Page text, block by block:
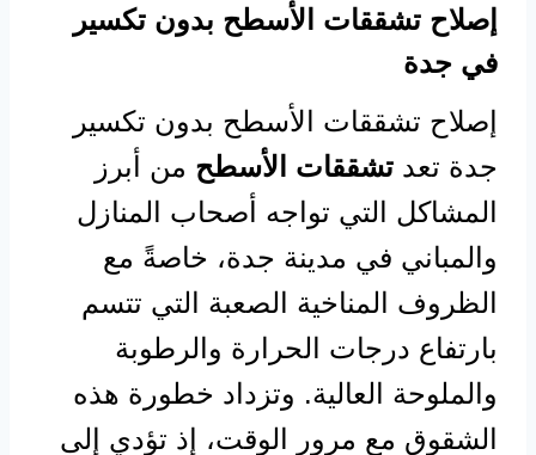
إصلاح تشققات الأسطح بدون تكسير
في جدة
إصلاح تشققات الأسطح بدون تكسير
جدة تعد تشققات الأسطح من أبرز
المشاكل التي تواجه أصحاب المنازل
والمباني في مدينة جدة، خاصةً مع
الظروف المناخية الصعبة التي تتسم
بارتفاع درجات الحرارة والرطوبة
والملوحة العالية. وتزداد خطورة هذه
الشقوق مع مرور الوقت، إذ تؤدي إلى